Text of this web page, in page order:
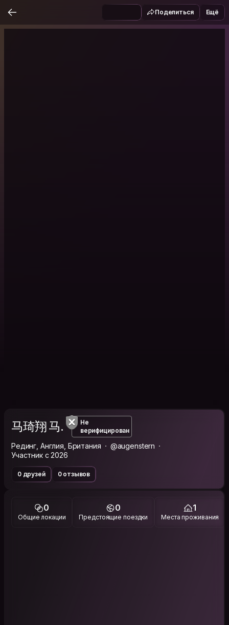
Поделиться Ещё
马琦翔 马.
Не
верифицирован
Рединг, Англия, Британия
@augenstern
Участник с 2026
0 друзей 0 отзывов
0
Общие локации
0
Предстоящие поездки
1
Места проживания